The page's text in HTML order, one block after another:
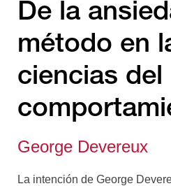
De la
método en
ciencias del
George Devereux
La intención de George